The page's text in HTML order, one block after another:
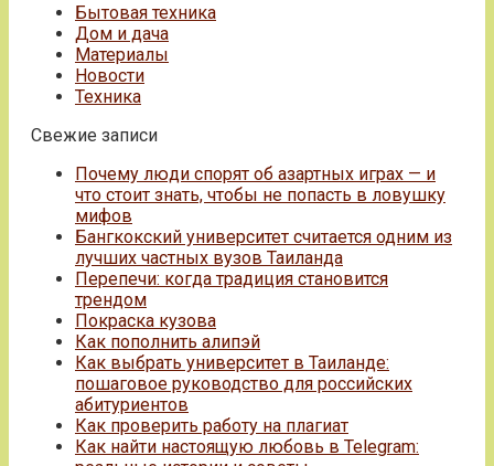
Бытовая техника
Дом и дача
Материалы
Новости
Техника
Свежие записи
Почему люди спорят об азартных играх — и
что стоит знать, чтобы не попасть в ловушку
мифов
Бангкокский университет считается одним из
лучших частных вузов Таиланда
Перепечи: когда традиция становится
трендом
Покраска кузова
Как пополнить алипэй
Как выбрать университет в Таиланде:
пошаговое руководство для российских
абитуриентов
Как проверить работу на плагиат
Как найти настоящую любовь в Telegram: